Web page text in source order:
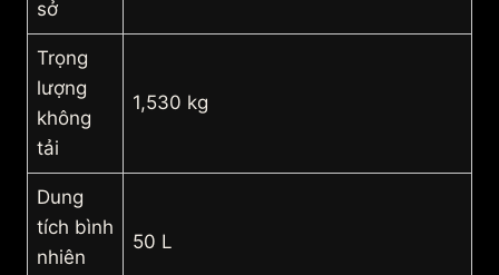
sở
Trọng
lượng
không
tải
1,530 kg
Dung
tích bình
nhiên
50 L